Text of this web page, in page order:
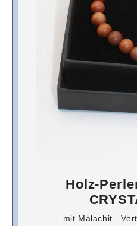
Holz-
mit Malachit -